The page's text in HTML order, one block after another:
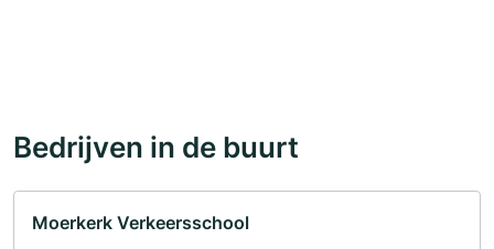
Bedrijven in de buurt
Moerkerk Verkeersschool